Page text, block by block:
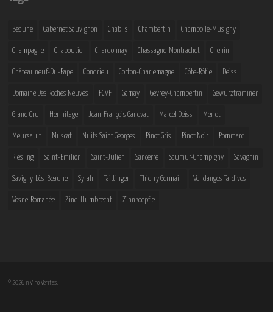
Beaune Cabernet Sauvignon Chablis Chambertin Chambolle-Musigny
Champagne Chapoutier Chardonnay Chassagne-Montrachet Chenin
Châteauneuf-Du-Pape Condrieu Corton-Charlemagne Côte-Rôtie Deiss
Domaine Des Roches Neuves FCVF Gamay Gevrey-Chambertin Gewurztraminer
Grand Cru Hermitage Jean-François Ganevat Marcel Deiss Merlot
Meursault Muscat Nuits Saint Georges Pinot Gris Pinot Noir Pommard
Riesling Saint-Emilion Saint-Julien Sancerre Saumur-Champigny Savagnin
Savigny-Lès-Beaune Syrah Taittinger Thierry Germain Vendanges Tardives
Vosne-Romanée Zind-Humbrecht Zinnkoepfle
© 2026 In Vino Veritas.